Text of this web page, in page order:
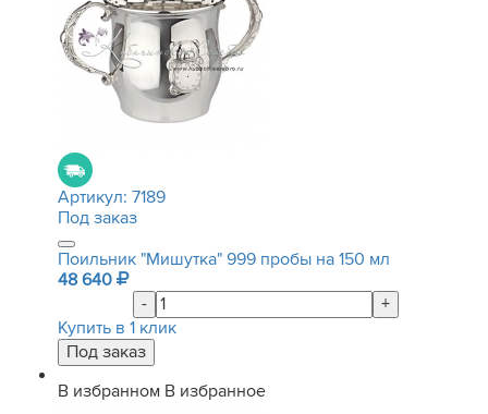
Артикул: 7189
Под заказ
Поильник "Мишутка" 999 пробы на 150 мл
48 640
-
+
Купить в 1 клик
В избранном В избранное